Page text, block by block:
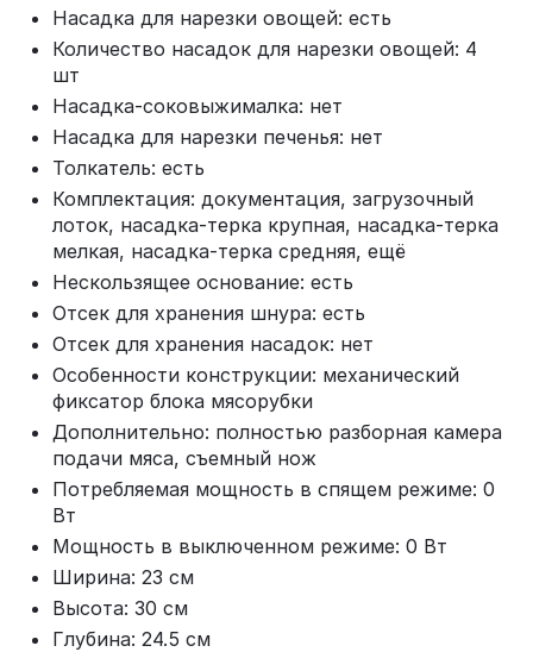
Насадка для нарезки овощей: есть
Количество насадок для нарезки овощей: 4
шт
Насадка-соковыжималка: нет
Насадка для нарезки печенья: нет
Толкатель: есть
Комплектация: документация, загрузочный
лоток, насадка-терка крупная, насадка-терка
мелкая, насадка-терка средняя, ещё
Нескользящее основание: есть
Отсек для хранения шнура: есть
Отсек для хранения насадок: нет
Особенности конструкции: механический
фиксатор блока мясорубки
Дополнительно: полностью разборная камера
подачи мяса, съемный нож
Потребляемая мощность в спящем режиме: 0
Вт
Мощность в выключенном режиме: 0 Вт
Ширина: 23 см
Высота: 30 см
Глубина: 24.5 см